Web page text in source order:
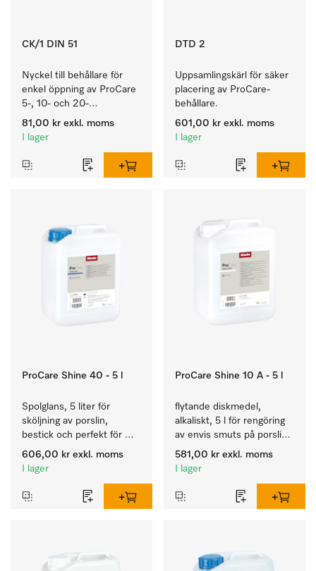
CK/1 DIN 51
Nyckel till behållare för
enkel öppning av ProCare
5-, 10- och 20-
litersbehållare.
81,00 kr exkl. moms
I lager
DTD 2
Uppsamlingskärl för säker
placering av ProCare-
behållare.
601,00 kr exkl. moms
I lager
ProCare Shine 40 - 5 l
Spolglans, 5 liter för
sköljning av porslin,
bestick och perfekt för
glas.
606,00 kr exkl. moms
I lager
ProCare Shine 10 A - 5 l
flytande diskmedel,
alkaliskt, 5 l för rengöring
av envis smuts på porslin,
bestick och glas.
581,00 kr exkl. moms
I lager